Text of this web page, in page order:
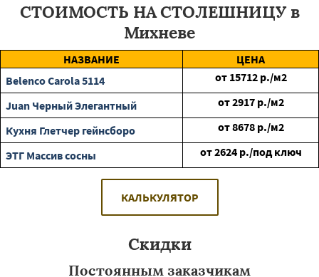
СТОИМОСТЬ НА СТОЛЕШНИЦУ в
Михневе
НАЗВАНИЕ
ЦЕНА
Belenco Carola 5114
от 15712 р./м2
Juan Черный Элегантный
от2917 р./м2
Кухня Глетчер гейнсборо
от8678 р./м2
ЭТГ Массив сосны
от2624 р./под ключ
КАЛЬКУЛЯТОР
Скидки
Постоянным заказчикам